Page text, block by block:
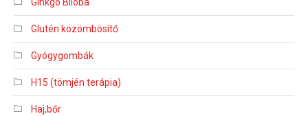
Glutén közömbösítő
Gyógygombák
H15 (tömjén terápia)
Haj,bőr